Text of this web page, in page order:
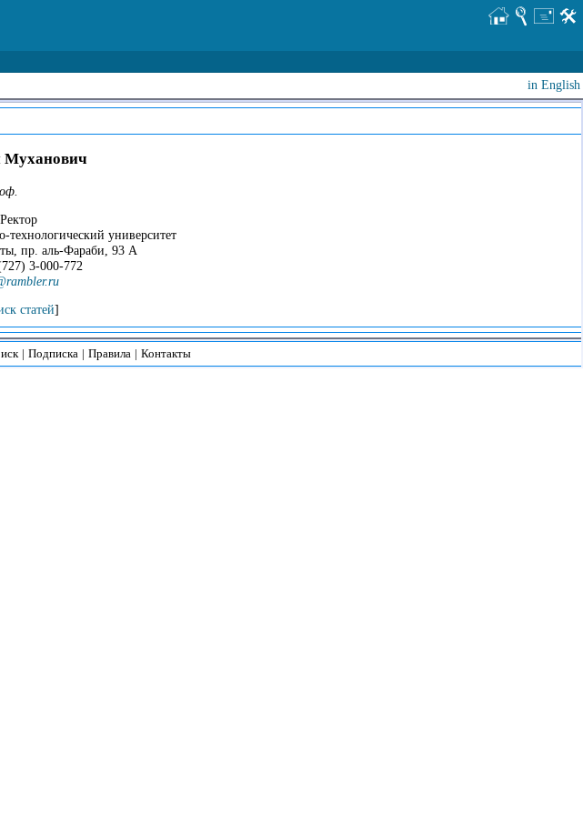
in English
Муханович
технологический университет
пр. аль-Фараби, 93 А
3-000-772
статей]
| Подписка | Правила | Контакты